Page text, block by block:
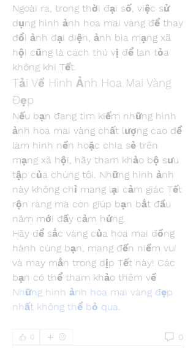
Ngoài ra, trong thời đại số, việc sử
dụng hình ảnh hoa mai vàng để thay
đổi ảnh đại diện, ảnh bìa mạng xã
hội cũng là cách thú vị để lan tỏa
không khí Tết.
Tải Về Hình Ảnh Hoa Mai Vàng
Đẹp
Nếu bạn đang tìm kiếm những hình
ảnh hoa mai vàng chất lượng cao để
làm hình nền hoặc chia sẻ trên
mạng xã hội, hãy tham khảo bộ sưu
tập của chúng tôi. Những hình ảnh
này không chỉ mang lại cảm giác Tết
rộn ràng mà còn giúp bạn bắt đầu
năm mới đầy cảm hứng.
Hãy để sắc vàng của hoa mai đồng
hành cùng bạn, mang đến niềm vui
và may mắn trong dịp Tết này! Các
Những hình ảnh hoa mai vàng đẹp
nhất không thể bỏ qua.
0 0